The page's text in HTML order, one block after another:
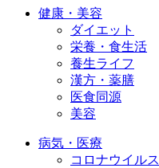
健康・美容
ダイエット
栄養・食生活
養生ライフ
漢方・薬膳
医食同源
美容
病気・医療
コロナウイルス